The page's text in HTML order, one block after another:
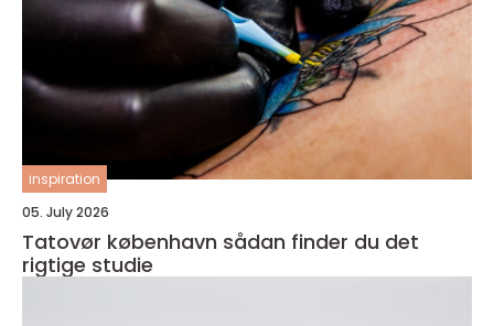
inspiration
05. July 2026
Tatovør københavn sådan finder du det
rigtige studie